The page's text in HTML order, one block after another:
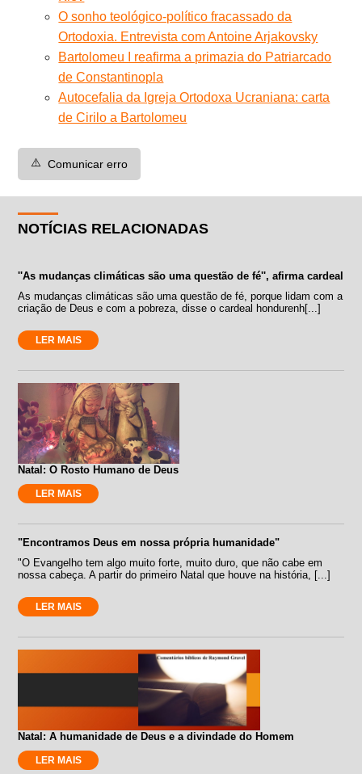
O sonho teológico-político fracassado da
Ortodoxia. Entrevista com Antoine Arjakovsky
Bartolomeu I reafirma a primazia do Patriarcado
de Constantinopla
Autocefalia da Igreja Ortodoxa Ucraniana: carta
de Cirilo a Bartolomeu
⚠️ Comunicar erro
NOTÍCIAS RELACIONADAS
''As mudanças climáticas são uma questão de fé'', afirma cardeal
As mudanças climáticas são uma questão de fé, porque lidam com a
criação de Deus e com a pobreza, disse o cardeal hondurenh[...]
LER MAIS
Natal: O Rosto Humano de Deus
LER MAIS
"Encontramos Deus em nossa própria humanidade"
"O Evangelho tem algo muito forte, muito duro, que não cabe em
nossa cabeça. A partir do primeiro Natal que houve na história, [...]
LER MAIS
Natal: A humanidade de Deus e a divindade do Homem
LER MAIS